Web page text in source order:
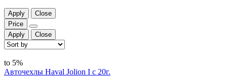
Apply
Close
Price
Apply
Close
to 5%
Авточехлы Haval Jolion I с 20г.